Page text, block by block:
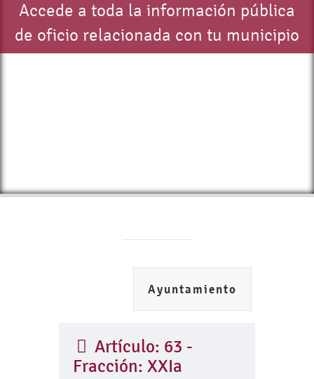
Accede a toda la información pública
de oficio relacionada con tu municipio
Ayuntamiento
Artículo: 63 -
Fracción: XXIa